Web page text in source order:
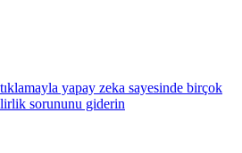
yapay zeka sayesinde birçok
sorununu giderin